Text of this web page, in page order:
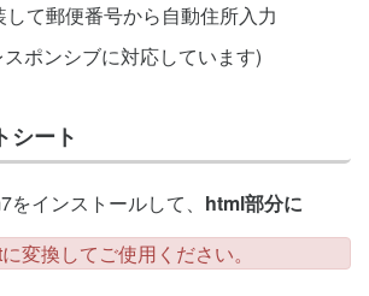
て郵便番号から自動住所入力
ポンシブに対応しています)
シート
をインストールして、 html部分に
変換してご使用ください。